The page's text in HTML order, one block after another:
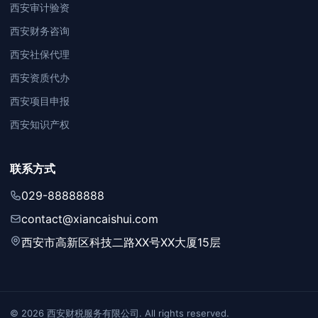
西安审计验资
西安财务咨询
西安社保代理
西安资质代办
西安项目申报
西安知识产权
联系方式
029-88888888
contact@xiancaishui.com
西安市高新区科技二路XX号XX大厦15层
© 2026 西安财税服务有限公司. All rights reserved.